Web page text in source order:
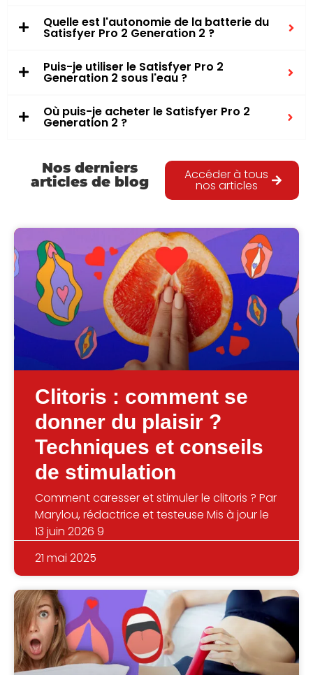
Quelle est l'autonomie de la batterie du
Satisfyer Pro 2 Generation 2 ?
Puis-je utiliser le Satisfyer Pro 2
Generation 2 sous l'eau ?
Où puis-je acheter le Satisfyer Pro 2
Generation 2 ?
Nos derniers
articles de blog
Accéder à tous
nos articles
Clitoris : comment se
donner du plaisir ?
Techniques et conseils
de stimulation
Comment caresser et stimuler le clitoris ? Par
Marylou, rédactrice et testeuse Mis à jour le
13 juin 2026 9
21 mai 2025